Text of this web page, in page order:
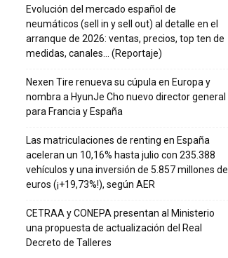
Evolución del mercado español de
neumáticos (sell in y sell out) al detalle en el
arranque de 2026: ventas, precios, top ten de
medidas, canales… (Reportaje)
Nexen Tire renueva su cúpula en Europa y
nombra a HyunJe Cho nuevo director general
para Francia y España
Las matriculaciones de renting en España
aceleran un 10,16% hasta julio con 235.388
vehículos y una inversión de 5.857 millones de
euros (¡+19,73%!), según AER
CETRAA y CONEPA presentan al Ministerio
una propuesta de actualización del Real
Decreto de Talleres